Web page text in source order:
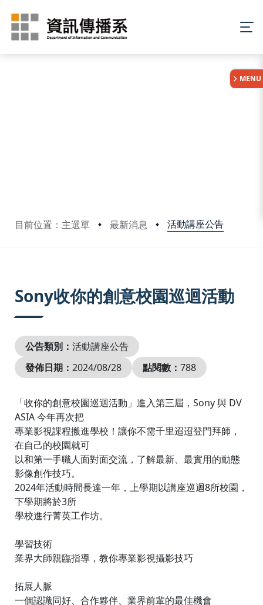
目前位置：主選單 最新消息 活動講座公告
MENU
Sony收你的創意校園巡迴活動
公告類別： 活動講座公告
發佈日期： 2024/08/28 點閱數： 788
「收你的創意校園巡迴活動」進入第三屆，Sony 與 DV
ASIA 今年再次把
專業影視課程搬進學校！讓你不需千里迢迢登門拜師，
在自己的校園就可
以和第一手職人面對面交流，了解最新、最實用的動態
影像創作技巧。
2024年活動時間長達一年，上學期以講座巡迴8所校園，
下學期將於3所
學校進行菁英工作坊。
學習技術
業界大師親臨指導，教你專業影視攝影技巧
拓展人脈
一個認識同好、合作夥伴、業界前輩的最佳機會